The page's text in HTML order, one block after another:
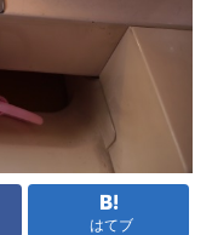
はてブ